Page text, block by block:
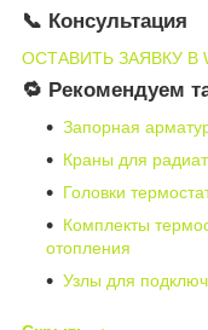
📞 Консультация
ОСТАВИТЬ ЗАЯВКУ В
🔁 Рекомендуем
Запорная
Краны для
Головки
Комплекты
отопления
Узлы для